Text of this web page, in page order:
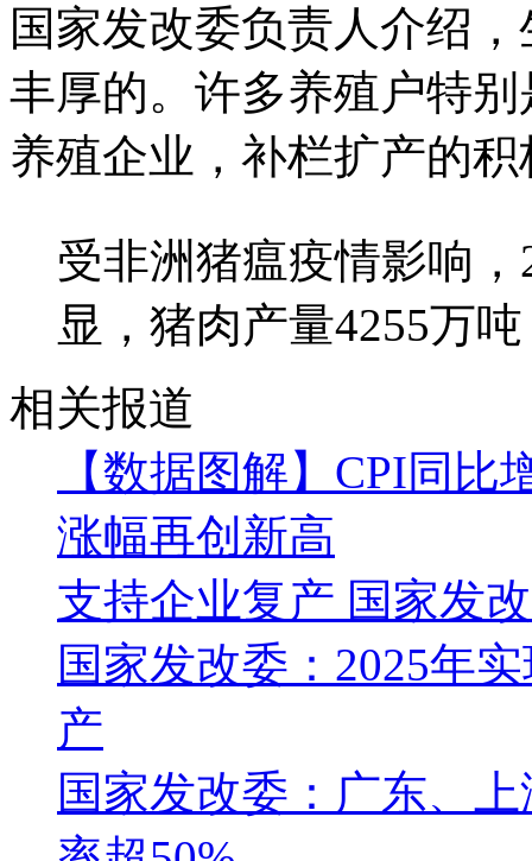
国家发改委负责人介绍
丰厚的。许多养殖户特
养殖企业，补栏扩产的
受非洲猪瘟疫情影响
显，猪肉产量4255万
相关报道
【数据图解】CPI同比
涨幅再创新高
支持企业复产 国家发
国家发改委：2025年
产
国家发改委：广东、